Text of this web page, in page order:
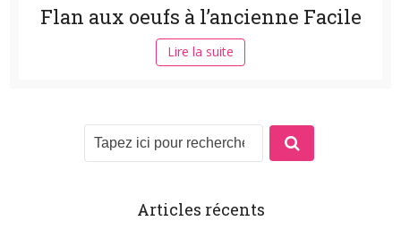
Flan aux oeufs à l’ancienne Facile
Lire la suite
Articles récents